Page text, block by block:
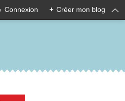
Connexion + Créer mon blog